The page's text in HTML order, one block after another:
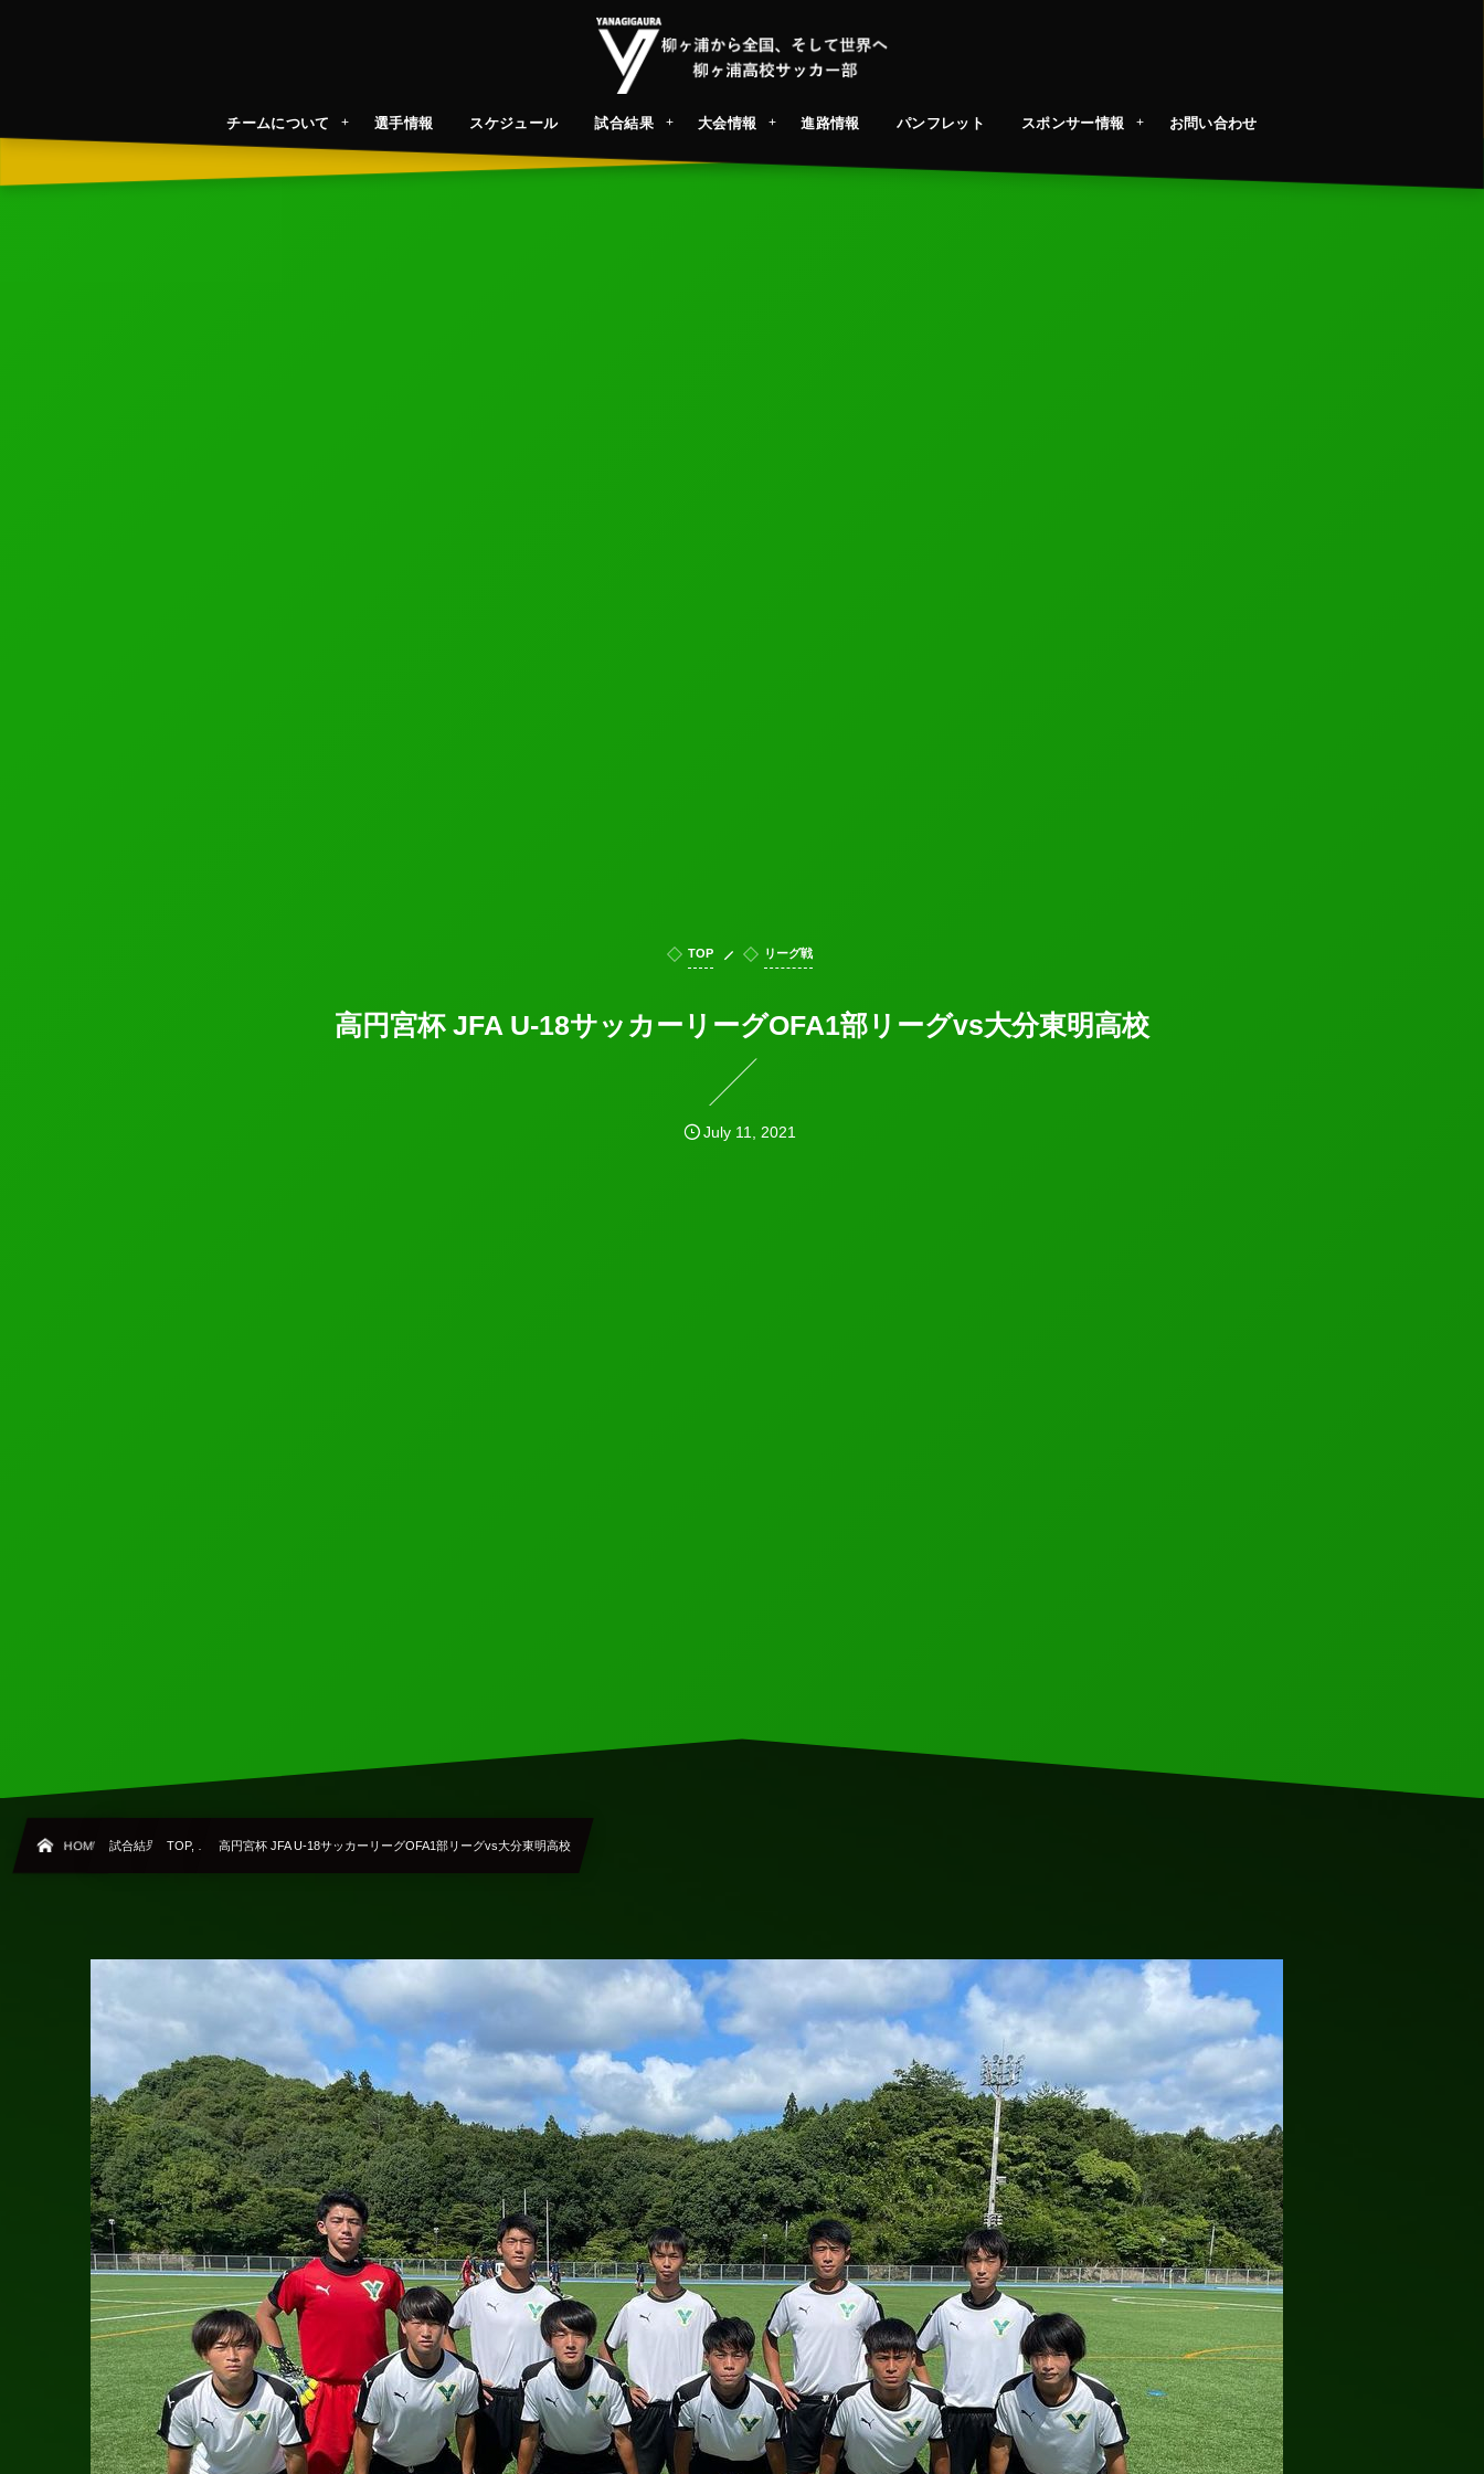
チームについて 選手情報 スケジュール 試合結果 大会情報 進路情報 パンフレット スポンサー情報 お問い合わせ
TOP リーグ戦
高円宮杯 JFA U-18サッカーリーグOFA1部リーグvs大分東明高校
July 11,2021
HOME 試合結果 TOP, … 高円宮杯 JFA U-18サッカーリーグOFA1部リーグvs大分東明高校